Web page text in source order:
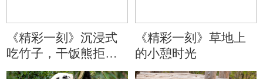
《精彩一刻》沉浸式
吃竹子，干饭熊拒绝
分心
《精彩一刻》草地上
的小憩时光